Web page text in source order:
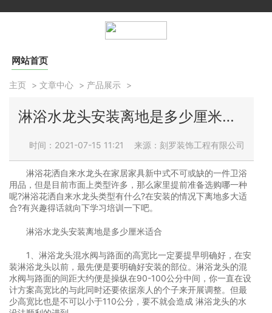
网站首页
主页 > 文章中心 > 产品展示 >
淋浴水龙头安装离地是多少厘米适合
时间：2021-07-15 11:21 来源：刻罗装饰工程有限公司
淋浴花洒自来水龙头在家居家具新中式不可或缺的一件卫浴
用品，但是目前市面上类型许多，那么家里提前准备选购哪一种
呢?淋浴花洒自来水龙头类型有什么?在安装的情况下离地多大适
合?有兴趣得话就向下学习培训一下吧。
淋浴水龙头安装离地是多少厘米适合
1、淋浴龙头混水阀与路面的高宽比一定要提早明确好，在安
装淋浴龙头以前，最先便是要明确好安装的部位。淋浴龙头的混
水阀与路面的间距大约便是操纵在90-100公分中间，你一直在设
计方案高宽比的与此同时还要依据亲人的个子来开展调整。但最
少高宽比也是不可以小于110公分，要不就会造成 淋浴龙头的水